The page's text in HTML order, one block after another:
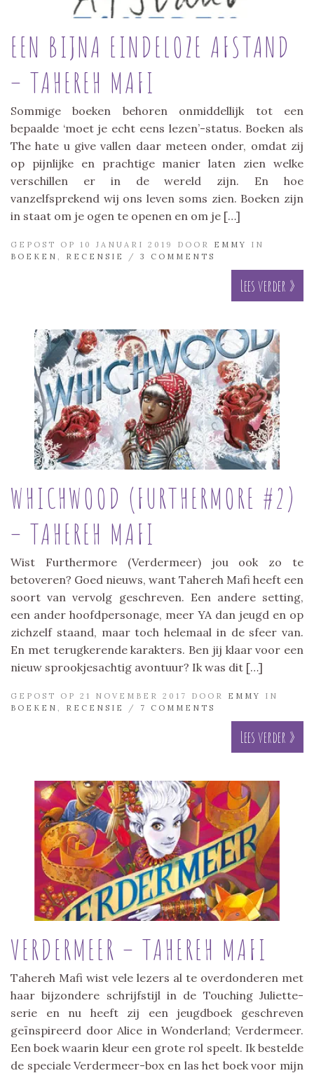
EEN BIJNA EINDELOZE AFSTAND
– TAHEREH MAFI
Sommige boeken behoren onmiddellijk tot een
bepaalde ‘moet je echt eens lezen’-status. Boeken als
The hate u give vallen daar meteen onder, omdat zij
op pijnlijke en prachtige manier laten zien welke
verschillen er in de wereld zijn. En hoe
vanzelfsprekend wij ons leven soms zien. Boeken zijn
in staat om je ogen te openen en om je […]
GEPOST OP 10 JANUARI 2019 DOOR EMMY
IN
BOEKEN
RECENSIE / 3 COMMENTS
Lees verder »
WHICHWOOD (FURTHERMORE #2)
– TAHEREH MAFI
Wist Furthermore (Verdermeer) jou ook zo te
betoveren? Goed nieuws, want Tahereh Mafi heeft een
soort van vervolg geschreven. Een andere setting,
een ander hoofdpersonage, meer YA dan jeugd en op
zichzelf staand, maar toch helemaal in de sfeer van.
En met terugkerende karakters. Ben jij klaar voor een
nieuw sprookjesachtig avontuur? Ik was dit […]
GEPOST OP 21 NOVEMBER 2017 DOOR EMMY
IN
BOEKEN
RECENSIE / 7 COMMENTS
Lees verder »
VERDERMEER – TAHEREH MAFI
Tahereh Mafi wist vele lezers al te overdonderen met
haar bijzondere schrijfstijl in de Touching Juliette-
serie en nu heeft zij een jeugdboek geschreven
geïnspireerd door Alice in Wonderland; Verdermeer.
Een boek waarin kleur een grote rol speelt. Ik bestelde
de speciale Verdermeer-box en las het boek voor mijn